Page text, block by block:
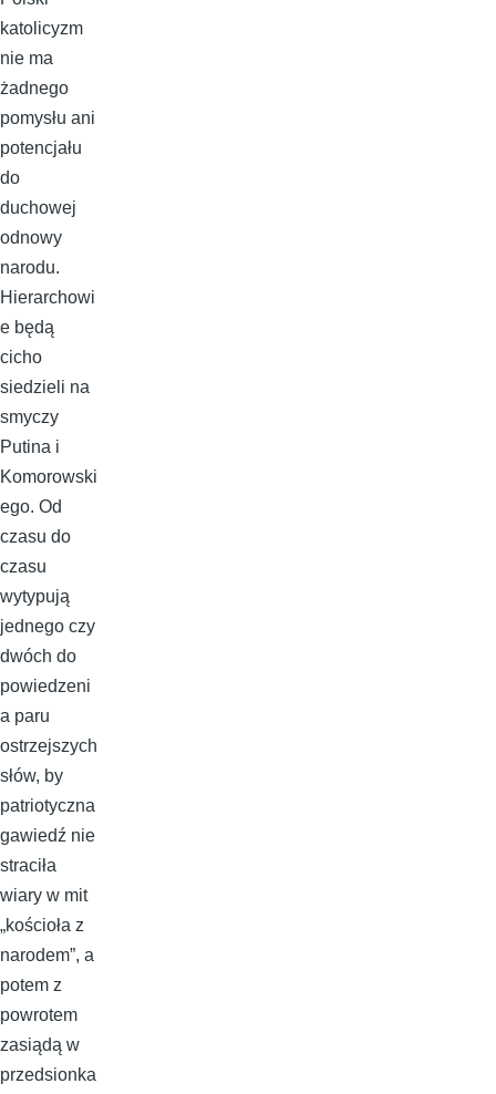
katolicyzm
nie ma
żadnego
pomysłu ani
potencjału
do
duchowej
odnowy
narodu.
Hierarchowi
e będą
cicho
siedzieli na
smyczy
Putina i
Komorowski
ego. Od
czasu do
czasu
wytypują
jednego czy
dwóch do
powiedzeni
a paru
ostrzejszych
słów, by
patriotyczna
gawiedź nie
straciła
wiary w mit
„kościoła z
narodem”, a
potem z
powrotem
zasiądą w
przedsionka